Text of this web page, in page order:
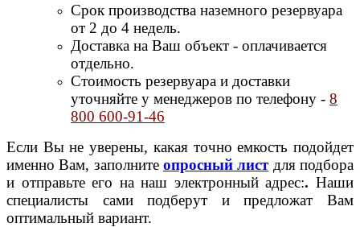
Срок производства наземного резервуара
от 2 до 4 недель.
Доставка на Ваш объект - оплачивается
отдельно.
Стоимость резервуара и доставки
уточняйте у менеджеров по телефону - 8
800 600-91-46
Если Вы не уверены, какая точно емкость подойдет
именно Вам, заполните опросный листдля подбора
и отправьте его на наш электронный адрес:.Наши
специалисты сами подберут и предложат Вам
оптимальный вариант.